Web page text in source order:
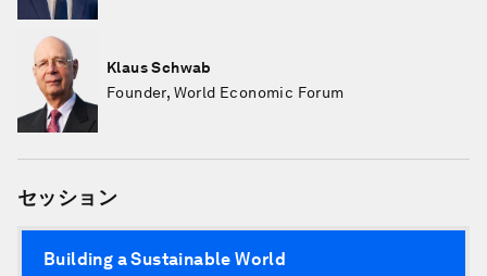
Klaus Schwab
Founder, World Economic Forum
セッション
Building a Sustainable World